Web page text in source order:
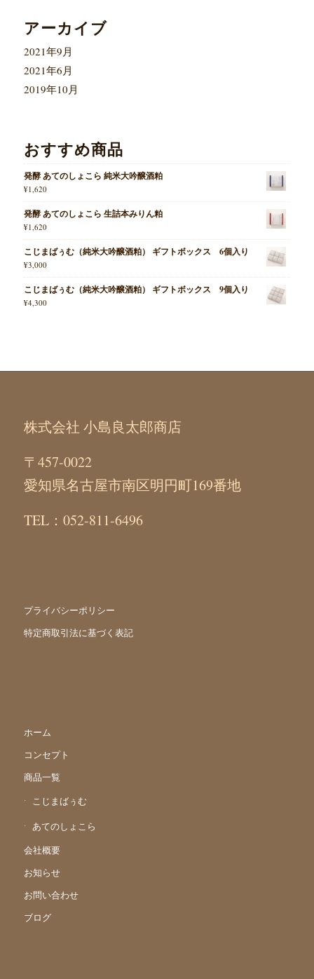
アーカイブ
2021年9月
2021年6月
2019年10月
おすすめ商品
発酵 あてのしょこら 純米大吟醸酒粕
¥1,620
発酵 あてのしょこら 生詰本みりん粕
¥1,620
こじまばぅむ（純米大吟醸酒粕） ギフトボックス 6個入り
¥3,000
こじまばぅむ（純米大吟醸酒粕） ギフトボックス 9個入り
¥4,300
株式会社 小島良太郎商店
〒457-0022
愛知県名古屋市南区明円町169番地
TEL：052-811-6496
プライバシーポリシー
特定商取引法に基づく表記
ホーム
コンセプト
商品一覧
こじまばぅむ
あてのしょこら
会社概要
お知らせ
お問い合わせ
ブログ